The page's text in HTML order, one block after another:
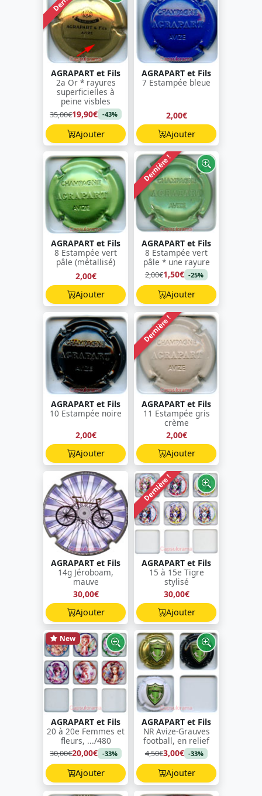
AGRAPART et Fils
2a Or * rayures
superficielles à
peine visbles
35,00€19,90€ -43%
Ajouter
AGRAPART et Fils
7 Estampée bleue
2,00€
Ajouter
AGRAPART et Fils
8 Estampée vert
pâle (métallisé)
2,00€
Ajouter
Dernière !
AGRAPART et Fils
8 Estampée vert
pâle * une rayure
2,00€1,50€ -25%
Ajouter
AGRAPART et Fils
10 Estampée noire
2,00€
Ajouter
Dernière !
AGRAPART et Fils
11 Estampée gris
crème
2,00€
Ajouter
AGRAPART et Fils
14g Jéroboam,
mauve
30,00€
Ajouter
Dernière !
AGRAPART et Fils
15 à 15e Tigre
stylisé
30,00€
Ajouter
New
AGRAPART et Fils
20 à 20e Femmes et
fleurs, .../480
30,00€20,00€ -33%
Ajouter
AGRAPART et Fils
NR Avize-Grauves
football, en relief
4,50€3,00€ -33%
Ajouter